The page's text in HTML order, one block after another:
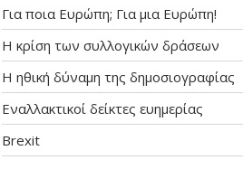
Για ποια Ευρώπη; Για μια Ευρώπη!
Η κρίση των συλλογικών δράσεων
Η ηθική δύναμη της δημοσιογραφίας
Εναλλακτικοί δείκτες ευημερίας
Brexit